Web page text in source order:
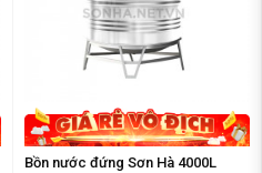
Bồn nước đứng Sơn Hà 4000L